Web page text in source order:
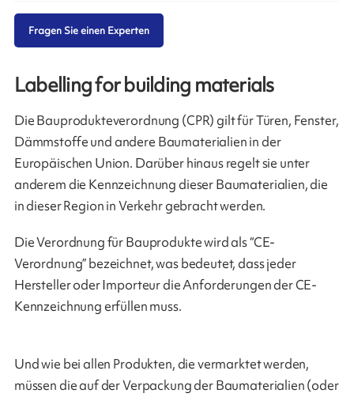
Labelling for building materials
Die Bauprodukteverordnung (CPR) gilt für Türen, Fenster,
Dämmstoffe und andere Baumaterialien in der
Europäischen Union. Darüber hinaus regelt sie unter
anderem die Kennzeichnung dieser Baumaterialien, die
in dieser Region in Verkehr gebracht werden.
Die Verordnung für Bauprodukte wird als “CE-
Verordnung” bezeichnet, was bedeutet, dass jeder
Hersteller oder Importeur die Anforderungen der CE-
Kennzeichnung erfüllen muss.
Und wie bei allen Produkten, die vermarktet werden,
müssen die auf der Verpackung der Baumaterialien (oder
Fragen Sie einen Experten